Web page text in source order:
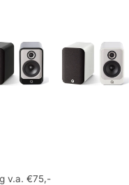
v.a. €75,-